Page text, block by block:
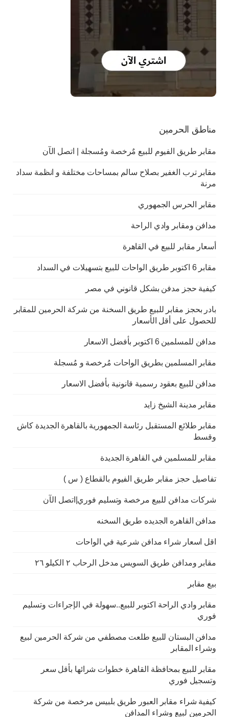
مناطق الحرمين
مقابر طريق الفيوم للبيع مٌرخصة ومُسجلة | اتصل الآن
مقابر ترب الغفير بصلاح سالم بمساحات مختلفة و انظمة سداد
مرنة
مقابر الحرس الجمهوري
مدافن ومقابر وادي الراحة
أسعار مقابر للبيع في القاهرة
مقابر 6 اكتوبر طريق الواحات للبيع بتسهيلات في السداد
كيفية حجز مدفن بشكل قانوني في مصر
بادر بحجز مقابر للبيع طريق السخنة من شركة الحرمين للمقابر
للحصول على أقل الأسعار
مدافن للمسلمين 6 اكتوبر بأفضل الاسعار
مقابر المسلمين بطريق الواحات مُرخصة و مُسجلة
مدافن للبيع بعقود رسمية قانونية بأفضل الاسعار
مقابر مدينة الشيخ زايد
مقابر طلائع المستقبل رئاسة الجمهورية بالقاهرة الجديدة كاش
وقسط
مقابر للمسلمين في القاهرة الجديدة
تفاصيل حجز مقابر طريق الفيوم بالقطاع ( س )
شركات مدافن للبيع مرخصة وتسليم فوري|اتصل الآن
مدافن القاهره الجديده طريق السخنه
اقل اسعار شراء مدافن شرعية في الواحات
مقابر ومدافن طريق السويس مدخل الرحاب ٢ الكيلو ٢٦
بيع مقابر
مقابر وادي الراحة اكتوبر للبيع..سهولة في الإجراءات وتسليم
فوري
مدافن البستان للبيع طلعت مصطفي من شركة الحرمين لبيع
وشراء المقابر
مقابر للبيع بمحافظة القاهرة خطوات شرائها بأقل سعر
وتسجيل فوري
كيفية شراء مقابر العبور طريق بلبيس مرخصة من شركة
الحرمين لبيع وشراء المدافن